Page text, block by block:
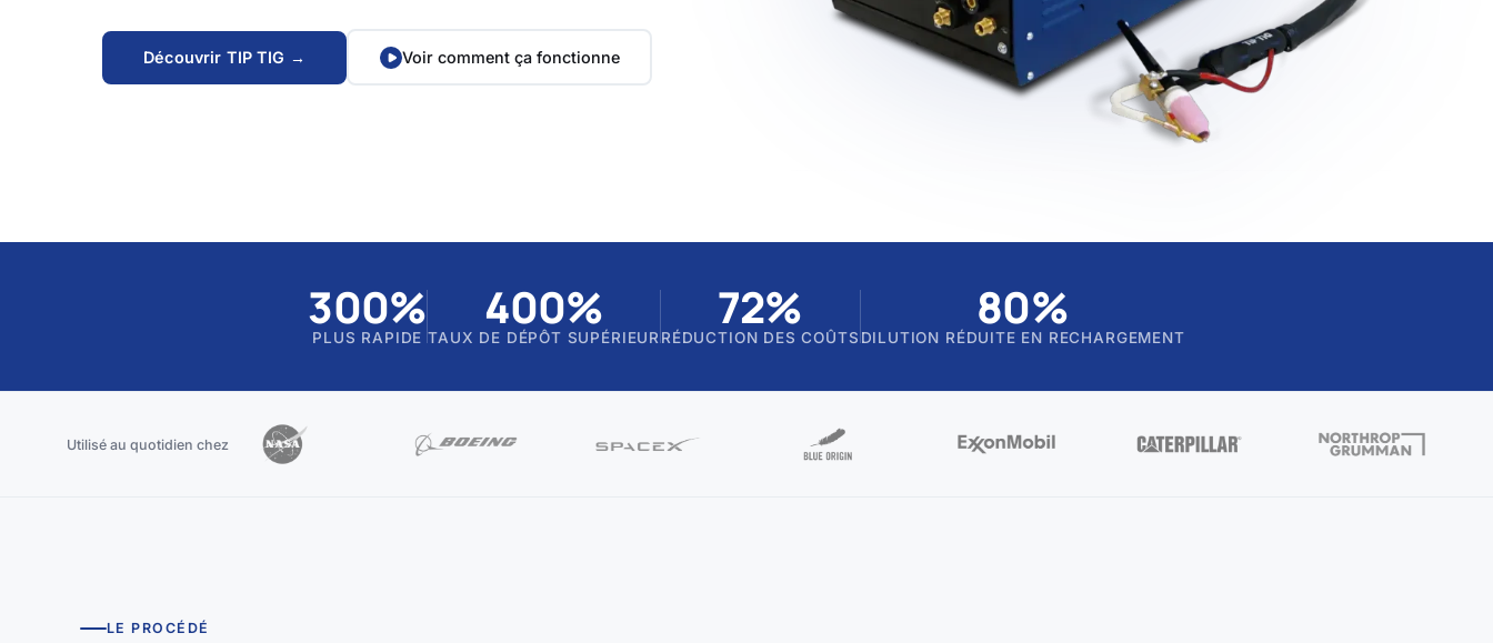
Découvrir TIP TIG → Voir comment ça fonctionne
300%
PLUS RAPIDE
400%
TAUX DE DÉPÔT SUPÉRIEUR
72%
RÉDUCTION DES COÛTS
80%
DILUTION RÉDUITE EN RECHARGEMENT
Utilisé au quotidien chez
LE PROCÉDÉ